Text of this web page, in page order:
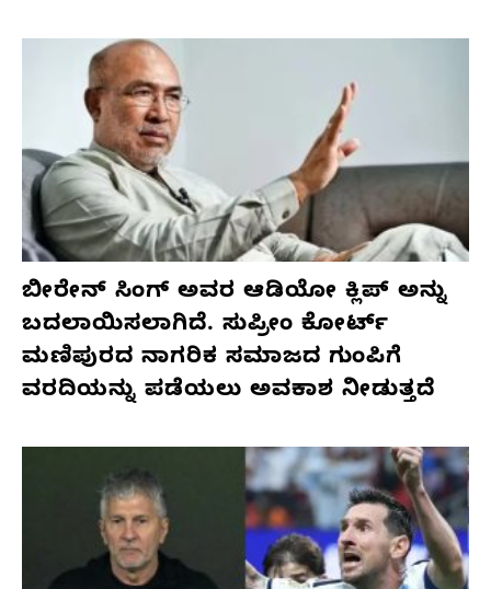
ಬೀರೇನ್ ಸಿಂಗ್ ಅವರ ಆಡಿಯೋ ಕ್ಲಿಪ್ ಅನ್ನು
ಬದಲಾಯಿಸಲಾಗಿದೆ. ಸುಪ್ರೀಂ ಕೋರ್ಟ್
ಮಣಿಪುರದ ನಾಗರಿಕ ಸಮಾಜದ ಗುಂಪಿಗೆ
ವರದಿಯನ್ನು ಪಡೆಯಲು ಅವಕಾಶ ನೀಡುತ್ತದೆ